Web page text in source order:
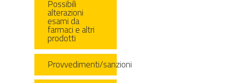
Possibili
alterazioni
esami da
farmaci e altri
prodotti
Provvedimenti/sanzioni